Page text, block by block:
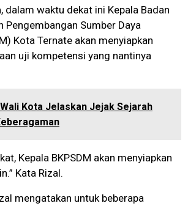
dalam waktu dekat ini Kepala Badan
Pengembangan Sumber Daya
Kota Ternate akan menyiapkan
uji kompetensi yang nantinya
Wali Kota Jelaskan Jejak Sejarah
Kepala BKPSDM akan menyiapkan
Kata Rizal.
mengatakan untuk beberapa